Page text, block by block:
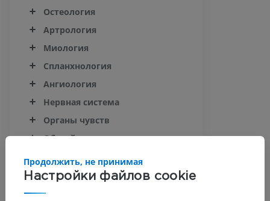
Остеология
Артрология
Миология
Спланхнология
Ангиология
Нервная система
Органы чувств
Общий покров
Рудиментарное
копытце
Настройки файлов cookie
Продолжить, не принимая